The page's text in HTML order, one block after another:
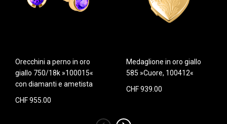
Orecchini a perno in oro
giallo 750/18k »100015«
con diamanti e ametista
CHF 955.00
Medaglione in oro giallo
585 »Cuore, 100412«
CHF 939.00